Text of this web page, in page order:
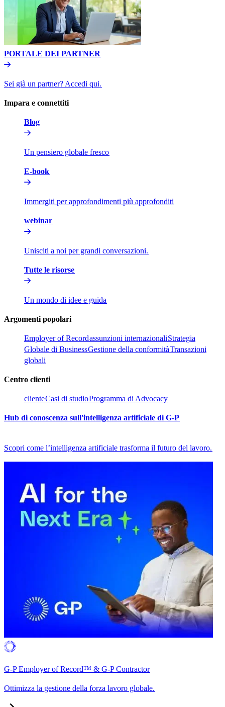
PORTALE DEI PARTNER​​
Sei già un partner? Accedi qui.​​
Impara e connettiti​​
Blog​​
Un pensiero globale fresco​​
E-book​​
Immergiti per approfondimenti più approfonditi​​
webinar​​
Unisciti a noi per grandi conversazioni.​​
Tutte le risorse​​
Un mondo di idee e guida​​
Argomenti popolari​​
Employer of Record​​assunzioni internazionali​​Strategia
Globale di Business​​Gestione della conformità​​Transazioni
globali​​
Centro clienti​​
cliente​​Casi di studio​​Programma di Advocacy​​
Hub di conoscenza sull'intelligenza artificiale di G-P​​
Scopri come l’intelligenza artificiale trasforma il futuro del lavoro.​​
G-P Employer of Record™ & G-P Contractor​​
Ottimizza la gestione della forza lavoro globale.​​